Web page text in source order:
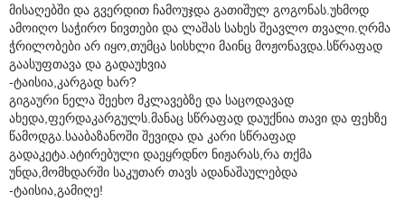
მისაღებში და გვერდით ჩამოუჯდა გათიშულ გოგონას.უხმოდ
ამოიღო საჭირო ნივთები და ლაშას სახეს შეავლო თვალი.ღრმა
ჭრილობები არ იყო,თუმცა სისხლი მაინც მოჟონავდა.სწრაფად
გაასუფთავა და გადაუხვია
-ტაისია,კარგად ხარ?
გიგაური ნელა შეეხო მკლავებზე და საცოდავად
ახედა,ფერდაკარგულს.მანაც სწრაფად დაუქნია თავი და ფეხზე
წამოდგა.სააბაზანოში შევიდა და კარი სწრაფად
გადაკეტა.ატირებული დაეყრდნო ნიჟარას,რა თქმა
უნდა,მომხდარში საკუთარ თავს ადანაშაულებდა
-ტაისია,გამიღე!